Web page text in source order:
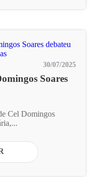
30/07/2025
Soares
Cel Domingos